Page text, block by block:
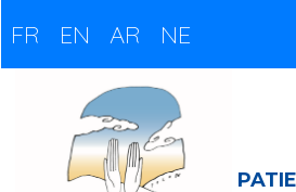
FR EN AR NE